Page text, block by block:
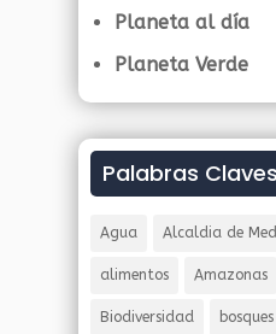
Planeta al día
Planeta Verde
Palabras
Agua Alcaldia de
alimentos Amazonas
Biodiversidad bosques